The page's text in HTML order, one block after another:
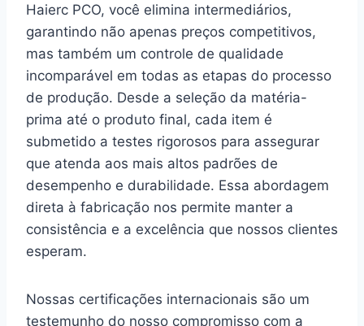
Haierc PCO, você elimina intermediários,
garantindo não apenas preços competitivos,
mas também um controle de qualidade
incomparável em todas as etapas do processo
de produção. Desde a seleção da matéria-
prima até o produto final, cada item é
submetido a testes rigorosos para assegurar
que atenda aos mais altos padrões de
desempenho e durabilidade. Essa abordagem
direta à fabricação nos permite manter a
consistência e a excelência que nossos clientes
esperam.
Nossas certificações internacionais são um
testemunho do nosso compromisso com a